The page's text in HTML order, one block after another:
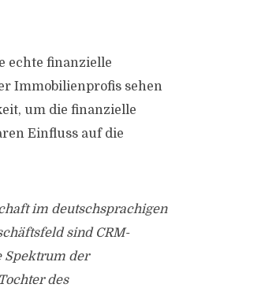
echte finanzielle
Immobilienprofis sehen
um die finanzielle
Einfluss auf die
im deutschsprachigen
sind CRM-
Spektrum der
des